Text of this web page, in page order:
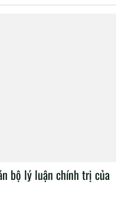
bộ lý luận chính trị của